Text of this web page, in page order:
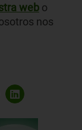
web o
nos